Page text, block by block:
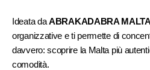
Ideata daABRAKADABRA MALTA
organizzative e ti permette di
davvero: scoprire la Malta più
comodità.